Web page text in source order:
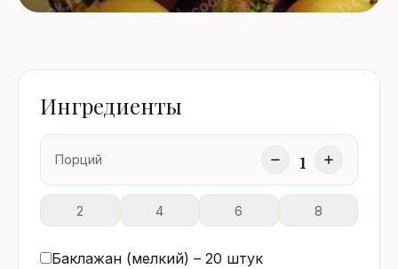
Ингредиенты
Порций 1
2 4 6 8
Баклажан (мелкий) – 20 штук